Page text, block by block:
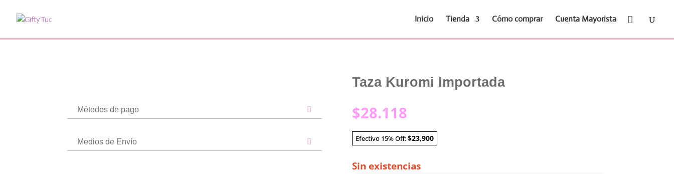
Inicio Tienda Cómo comprar Cuenta Mayorista
Métodos de pago
Medios de Envío
Taza Kuromi Importada
$28.118
Efectivo 15% Off:$23,900
Sin existencias